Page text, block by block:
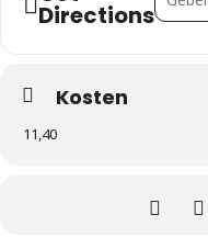
Directions
Kosten
11,40